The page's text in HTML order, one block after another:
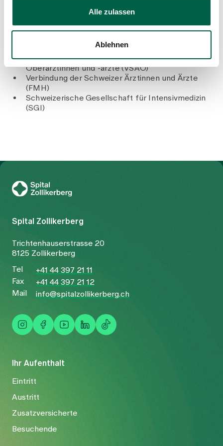
Alle zulassen
Ablehnen
Verband Schweizerischer Assistenz- und
Oberärztinnen und -ärzte (VSAO)
Verbindung der Schweizer Ärztinnen und Ärzte
(FMH)
Schweizerische Gesellschaft für Intensivmedizin
(SGI)
Ihr Aufenthalt
Eintritt
Austritt
Zusatzversicherte
Besuchende
Spital Zollikerberg
Trichtenhauserstrasse 20
8125 Zollikerberg
Tel
+41 44 397 21 11
Fax
+41 44 397 21 12
Mail
info@spitalzollikerberg.ch